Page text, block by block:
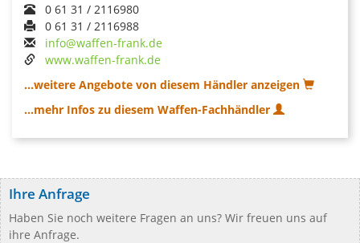
0 61 31 / 2116980
0 61 31 / 2116988
info@waffen-frank.de
www.waffen-frank.de
...weitere Angebote von diesem Händler anzeigen
...mehr Infos zu diesem Waffen-Fachhändler
Ihre Anfrage
Haben Sie noch weitere Fragen an uns? Wir freuen uns auf
ihre Anfrage.